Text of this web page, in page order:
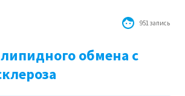
951 запись
обмена с